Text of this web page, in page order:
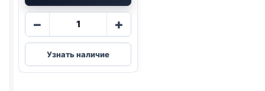
−
Количество
Darling
сух.
(ПТИЦА,
+
Узнать наличие